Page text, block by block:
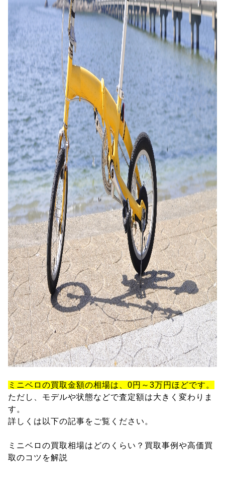
ミニベロの買取金額の相場は、0円～3万円ほどです。
ただし、モデルや状態などで査定額は大きく変わりま
す。
詳しくは以下の記事をご覧ください。
ミニベロの買取相場はどのくらい？買取事例や高価買
取のコツを解説